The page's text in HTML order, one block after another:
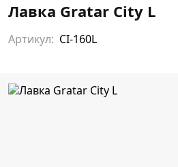
Лавка Gratar City L
Артикул: СI-160L